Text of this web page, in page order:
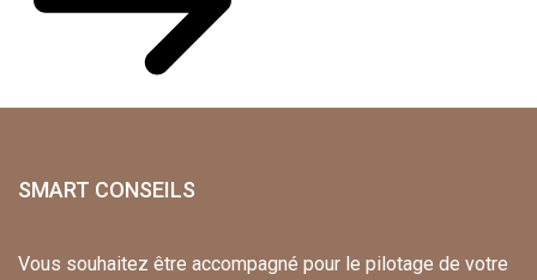
SMART CONSEILS
Vous souhaitez être accompagné pour le pilotage de votre